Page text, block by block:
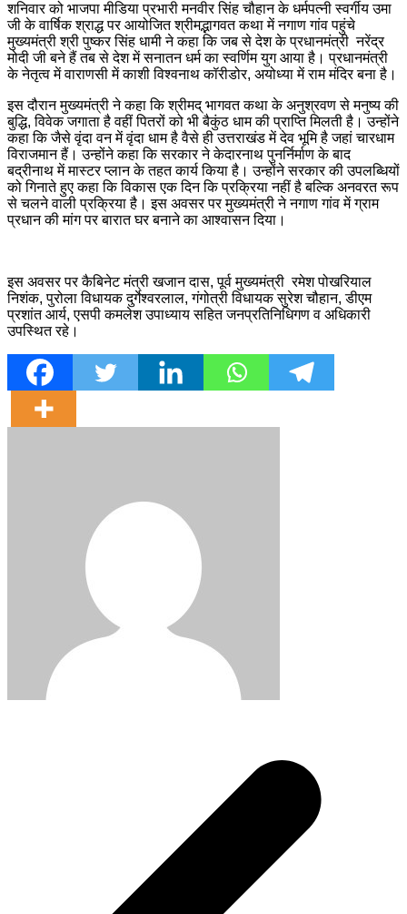
शनिवार को भाजपा मीडिया प्रभारी मनवीर सिंह चौहान के धर्मपत्नी स्वर्गीय उमा
जी के वार्षिक श्राद्ध पर आयोजित श्रीमद्भागवत कथा में नगाण गांव पहुंचे
मुख्यमंत्री श्री पुष्कर सिंह धामी ने कहा कि जब से देश के प्रधानमंत्री नरेंद्र
मोदी जी बने हैं तब से देश में सनातन धर्म का स्वर्णिम युग आया है। प्रधानमंत्री
के नेतृत्व में वाराणसी में काशी विश्वनाथ कॉरीडोर, अयोध्या में राम मंदिर बना है।
इस दौरान मुख्यमंत्री ने कहा कि श्रीमद् भागवत कथा के अनुश्रवण से मनुष्य की
बुद्धि, विवेक जगाता है वहीं पितरों को भी बैकुंठ धाम की प्राप्ति मिलती है। उन्होंने
कहा कि जैसे वृंदा वन में वृंदा धाम है वैसे ही उत्तराखंड में देव भूमि है जहां चारधाम
विराजमान हैं। उन्होंने कहा कि सरकार ने केदारनाथ पुनर्निर्माण के बाद
बद्रीनाथ में मास्टर प्लान के तहत कार्य किया है। उन्होंने सरकार की उपलब्धियों
को गिनाते हुए कहा कि विकास एक दिन कि प्रक्रिया नहीं है बल्कि अनवरत रूप
से चलने वाली प्रक्रिया है। इस अवसर पर मुख्यमंत्री ने नगाण गांव में ग्राम
प्रधान की मांग पर बारात घर बनाने का आश्वासन दिया।
इस अवसर पर कैबिनेट मंत्री खजान दास, पूर्व मुख्यमंत्री रमेश पोखरियाल
निशंक, पुरोला विधायक दुर्गेश्वरलाल, गंगोत्री विधायक सुरेश चौहान, डीएम
प्रशांत आर्य, एसपी कमलेश उपाध्याय सहित जनप्रतिनिधिगण व अधिकारी
उपस्थित रहे।